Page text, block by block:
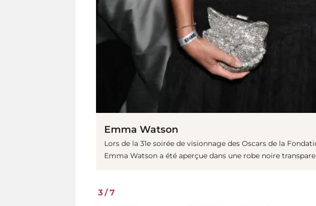
Emma Watson
Lors de la 31e soirée de visionnage des Oscars de la
Emma Watson a été aperçue dans une robe noire
3 /7